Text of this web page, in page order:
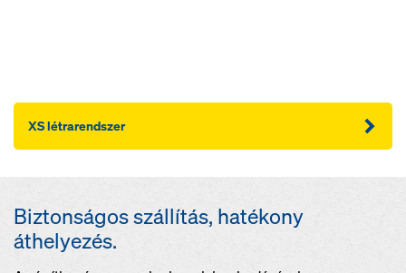
XS létrarendszer
Biztonságos szállítás, hatékony
áthelyezés.